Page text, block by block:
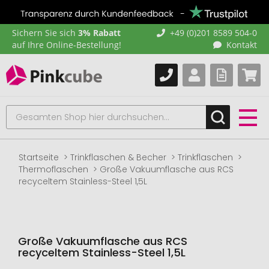
Sichern Sie sich 3% Rabatt
auf Ihre Online-Bestellung!
+49 (0)201 8589 504-0
Kontakt
Startseite Trinkflaschen & Becher
Trinkflaschen
Thermoflaschen
Große Vakuumflasche aus RCS
recyceltem Stainless-Steel 1,5L
Große Vakuumflasche aus RCS
recyceltem Stainless-Steel 1,5L